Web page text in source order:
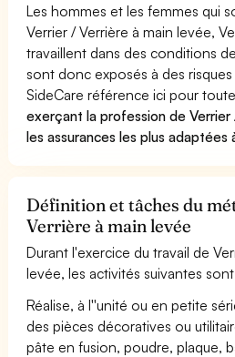
Les hommes et les femmes qui
Verrier / Verrière à main levée,
travaillent dans des conditions
sont donc exposés à des
SideCare référence ici pour
exerçant la profession de
les assurances les plus adaptées
Définition et tâches du
Verrière à main levée
Durant l'exercice du travail de
levée, les activités suivantes
Réalise, à l''unité ou en petite
des pièces décoratives ou
pâte en fusion, poudre, plaque,